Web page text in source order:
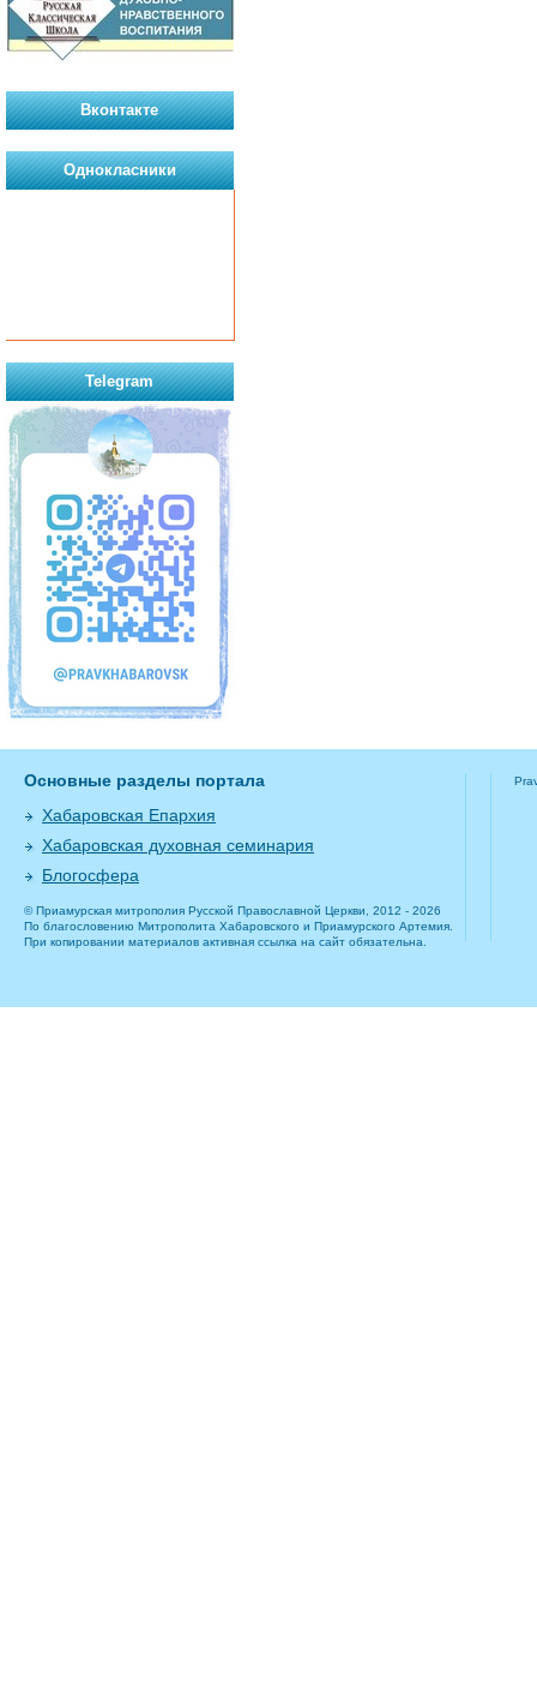
Вконтакте
Однокласники
Telegram
Основные разделы портала
Хабаровская Епархия
Хабаровская духовная семинария
Блогосфера
© Приамурская митрополия Русской Православной Церкви, 2012 - 2026
По благословению Митрополита Хабаровского и Приамурского Артемия.
При копировании материалов активная ссылка на сайт обязательна.